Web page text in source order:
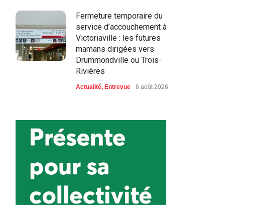
Fermeture temporaire du
service d’accouchement à
Victoriaville : les futures
mamans dirigées vers
Drummondville ou Trois-
Rivières
Actualité, Entrevue 6 août 2026